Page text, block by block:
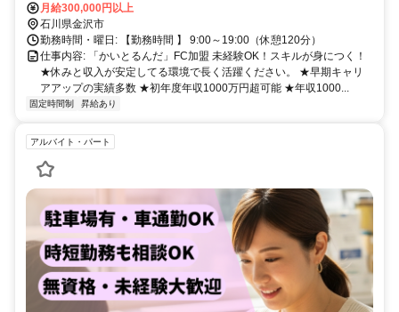
月給300,000円以上
石川県金沢市
勤務時間・曜日: 【勤務時間 】 9:00～19:00（休憩120分）
仕事内容: 「かいとるんだ」FC加盟 未経験OK！スキルが身につく！
★休みと収入が安定してる環境で長く活躍ください。 ★早期キャリ
アアップの実績多数 ★初年度年収1000万円超可能 ★年収1000...
固定時間制 昇給あり
アルバイト・パート